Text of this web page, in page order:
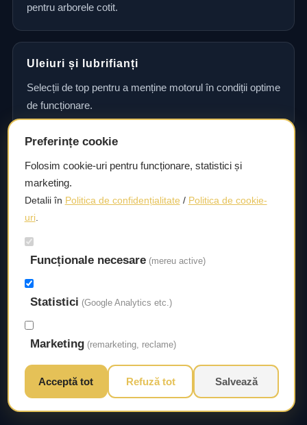
pentru arborele cotit.
Uleiuri și lubrifianți
Selecții de top pentru a menține motorul în condiții optime
de funcționare.
Consultanță și asistență tehnică
Consultanță și asistență tehnică pentru alegerea pieselor
potrivite și efectuarea reparațiilor sau întreținerii corecte.
Livrare rapidă
Asigurăm un timp de livrare scurt, astfel încât să aveți
acces la piesele necesare fără întârzieri.
© 2026 Autorival. Toate drepturile rezervate.
Preferințe cookie
Folosim cookie-uri pentru funcționare, statistici și
marketing.
Detalii în Politica de confidențialitate / Politica de cookie-
uri.
Funcționale necesare (mereu active)
Statistici (Google Analytics etc.)
Marketing (remarketing, reclame)
Acceptă tot Refuză tot Salvează